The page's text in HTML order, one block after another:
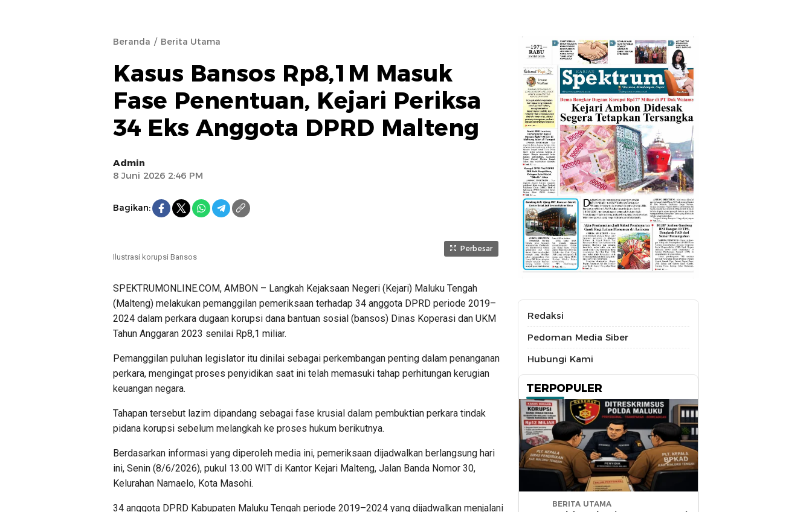
Beranda Berita Utama
Kasus Bansos Rp8,1M Masuk
Fase Penentuan, Kejari Periksa
34 Eks Anggota DPRD Malteng
Admin
8 Juni 2026 2:46 PM
Bagikan:
Perbesar
Ilustrasi korupsi Bansos
SPEKTRUMONLINE.COM, AMBON – Langkah Kejaksaan Negeri (Kejari) Maluku Tengah
(Malteng) melakukan pemanggilan pemeriksaan terhadap 34 anggota DPRD periode 2019–
2024 dalam perkara dugaan korupsi dana bantuan sosial (bansos) Dinas Koperasi dan UKM
Tahun Anggaran 2023 senilai Rp8,1 miliar.
Pemanggilan puluhan legislator itu dinilai sebagai perkembangan penting dalam penanganan
perkara, mengingat proses penyidikan saat ini telah memasuki tahap perhitungan kerugian
keuangan negara.
Tahapan tersebut lazim dipandang sebagai fase krusial dalam pembuktian perkara tindak
pidana korupsi sebelum melangkah ke proses hukum berikutnya.
Berdasarkan informasi yang diperoleh media ini, pemeriksaan dijadwalkan berlangsung hari
ini, Senin (8/6/2026), pukul 13.00 WIT di Kantor Kejari Malteng, Jalan Banda Nomor 30,
Kelurahan Namaelo, Kota Masohi.
34 anggota DPRD Kabupaten Maluku Tengah periode 2019–2024 yang dijadwalkan menjalani
Redaksi
Pedoman Media Siber
Hubungi Kami
TERPOPULER
BERITA UTAMA